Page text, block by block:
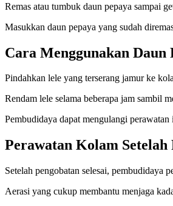
Remas atau tumbuk daun pepaya sampai
Masukkan daun pepaya yang sudah
Cara Menggunakan Daun
Pindahkan lele yang terserang jamur ke
Rendam lele selama beberapa jam sambil
Pembudidaya dapat mengulangi
Perawatan Kolam Setelah
Setelah pengobatan selesai, pembudidaya
Aerasi yang cukup membantu menjaga